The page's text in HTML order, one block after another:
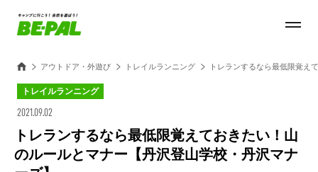
アウトドア・外遊び トレイルランニング トレランするなら最低限覚え
トレイルランニング
2021.09.02
トレランするなら最低限覚えておきたい！山
のルールとマナー【丹沢登山学校・丹沢マナ